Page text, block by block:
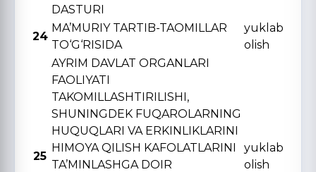
DASTURI
24
MA’MURIY TARTIB-TAOMILLAR
TO‘G‘RISIDA
yuklab
olish
25
AYRIM DAVLAT ORGANLARI
FAOLIYATI
TAKOMILLASHTIRILISHI,
SHUNINGDЕK FUQAROLARNING
HUQUQLARI VA ERKINLIKLARINI
HIMOYA QILISH KAFOLATLARINI
TA’MINLASHGA DOIR
yuklab
olish